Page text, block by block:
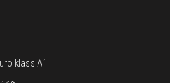
klass A1